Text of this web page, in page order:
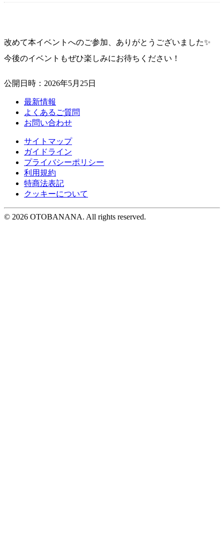
改めて本イベントへのご参加、ありがとうございました✨
今後のイベントもぜひ楽しみにお待ちください！
公開日時：2026年5月25日
最新情報
よくあるご質問
お問い合わせ
サイトマップ
ガイドライン
プライバシーポリシー
利用規約
特商法表記
クッキーについて
©︎ 2026 OTOBANANA. All rights reserved.